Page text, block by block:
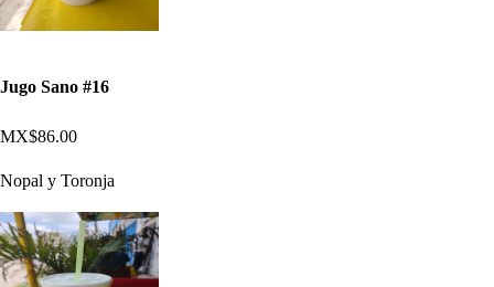
Jugo Sano #16
MX$86.00
Nopal y Toronja